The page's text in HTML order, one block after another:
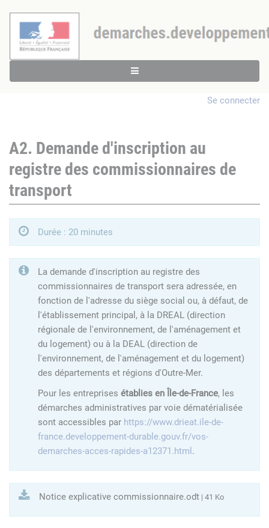
Se connecter
A2. Demande d'inscription au
registre des commissionnaires de
transport
Durée : 20 minutes
La demande d'inscription au registre des
commissionnaires de transport sera adressée, en
fonction de l'adresse du siège social ou, à défaut, de
l'établissement principal, à la DREAL (direction
régionale de l'environnement, de l'aménagement et
du logement) ou à la DEAL (direction de
l'environnement, de l'aménagement et du logement)
des départements et régions d'Outre-Mer.
Pour les entreprises établies en Île-de-France, les
démarches administratives par voie dématérialisée
sont accessibles par https://www.drieat.ile-de-
france.developpement-durable.gouv.fr/vos-
demarches-acces-rapides-a12371.html .
Notice explicative commissionnaire.odt | 41 Ko